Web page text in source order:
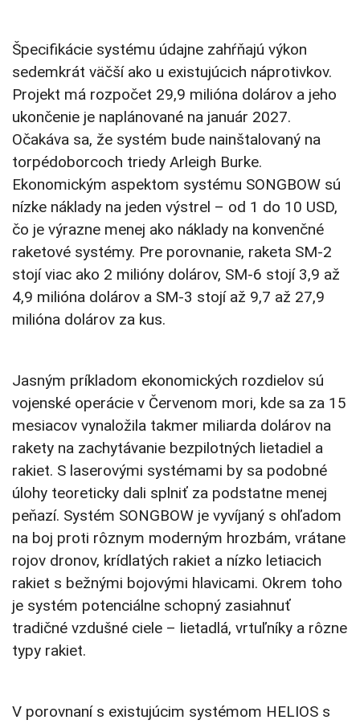
Špecifikácie systému údajne zahŕňajú výkon
sedemkrát väčší ako u existujúcich náprotivkov.
Projekt má rozpočet 29,9 milióna dolárov a jeho
ukončenie je naplánované na január 2027.
Očakáva sa, že systém bude nainštalovaný na
torpédoborcoch triedy Arleigh Burke.
Ekonomickým aspektom systému SONGBOW sú
nízke náklady na jeden výstrel – od 1 do 10 USD,
čo je výrazne menej ako náklady na konvenčné
raketové systémy. Pre porovnanie, raketa SM-2
stojí viac ako 2 milióny dolárov, SM-6 stojí 3,9 až
4,9 milióna dolárov a SM-3 stojí až 9,7 až 27,9
milióna dolárov za kus.
Jasným príkladom ekonomických rozdielov sú
vojenské operácie v Červenom mori, kde sa za 15
mesiacov vynaložila takmer miliarda dolárov na
rakety na zachytávanie bezpilotných lietadiel a
rakiet. S laserovými systémami by sa podobné
úlohy teoreticky dali splniť za podstatne menej
peňazí. Systém SONGBOW je vyvíjaný s ohľadom
na boj proti rôznym moderným hrozbám, vrátane
rojov dronov, krídlatých rakiet a nízko letiacich
rakiet s bežnými bojovými hlavicami. Okrem toho
je systém potenciálne schopný zasiahnuť
tradičné vzdušné ciele – lietadlá, vrtuľníky a rôzne
typy rakiet.
V porovnaní s existujúcim systémom HELIOS s